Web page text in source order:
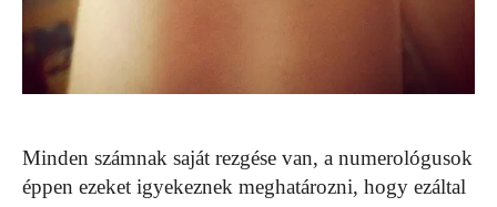
Minden számnak saját rezgése van, a numerológusok
éppen ezeket igyekeznek meghatározni, hogy ezáltal